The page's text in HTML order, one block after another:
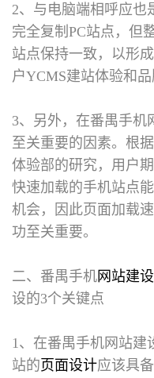
2、与电脑端相呼应也
完全复制PC站点，但
站点保持一致，以形
户YCMS建站体验和品
3、另外，在番禺手机
至关重要的因素。根
体验部的研究，用户
快速加载的手机站点
机会，因此页面加载
功至关重要。
二、番禺手机网站建设
设的3个关键点
1、在番禺手机网站建
站的页面设计应该具